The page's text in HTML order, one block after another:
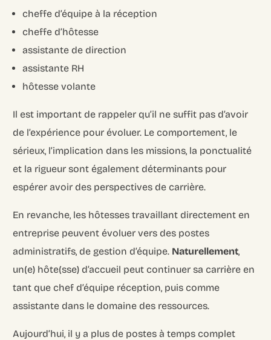
cheffe d’équipe à la réception
cheffe d’hôtesse
assistante de direction
assistante RH
hôtesse volante
Il est important de rappeler qu’il ne suffit pas d’avoir
de l’expérience pour évoluer. Le comportement, le
sérieux, l’implication dans les missions, la ponctualité
et la rigueur sont également déterminants pour
espérer avoir des perspectives de carrière.
En revanche, les hôtesses travaillant directement en
entreprise peuvent évoluer vers des postes
administratifs, de gestion d’équipe. Naturellement,
un(e) hôte(sse) d’accueil peut continuer sa carrière en
tant que chef d’équipe réception, puis comme
assistante dans le domaine des ressources.
Aujourd’hui, il y a plus de postes à temps complet